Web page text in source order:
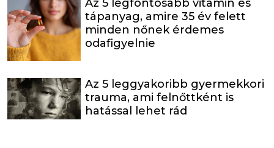
Az 5 legfontosabb vitamin és
tápanyag, amire 35 év felett
minden nőnek érdemes
odafigyelnie
Az 5 leggyakoribb gyermekkori
trauma, ami felnőttként is
hatással lehet rád